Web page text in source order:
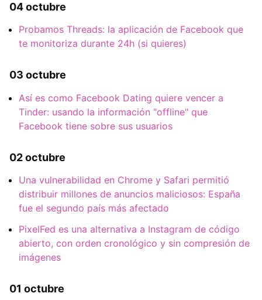
04 octubre
Probamos Threads: la aplicación de Facebook que
te monitoriza durante 24h (si quieres)
03 octubre
Así es como Facebook Dating quiere vencer a
Tinder: usando la información "offline" que
Facebook tiene sobre sus usuarios
02 octubre
Una vulnerabilidad en Chrome y Safari permitió
distribuir millones de anuncios maliciosos: España
fue el segundo país más afectado
PixelFed es una alternativa a Instagram de código
abierto, con orden cronológico y sin compresión de
imágenes
01 octubre